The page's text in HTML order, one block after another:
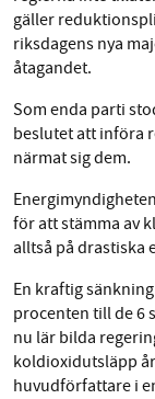
gäller
riksdagens nya
åtagandet.
Som enda parti
beslutet att införa
närmat sig dem.
för att stämma av
alltså på drastiska
En kraftig
procenten till de 6
nu lär bilda
koldioxidutsläpp
huvudförfattare i